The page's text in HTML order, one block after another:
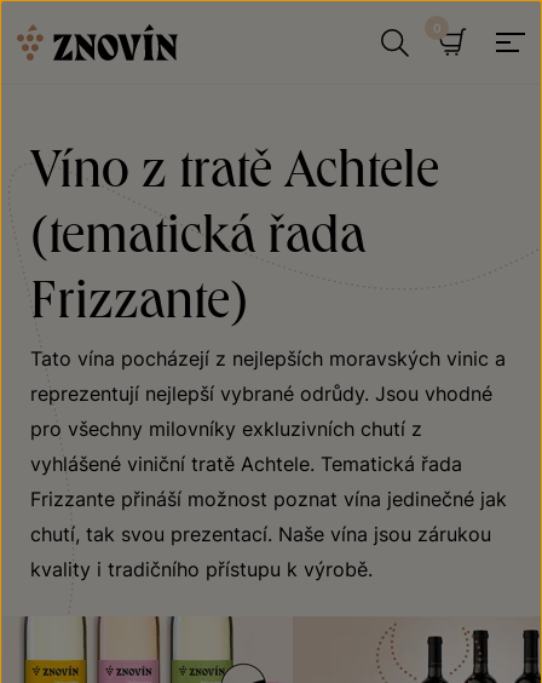
Víno z tratě Achtele
(tematická řada
Frizzante)
Tato vína pocházejí z nejlepších moravských vinic a
reprezentují nejlepší vybrané odrůdy. Jsou vhodné
pro všechny milovníky exkluzivních chutí z
vyhlášené viniční tratě Achtele. Tematická řada
Frizzante přináší možnost poznat vína jedinečné jak
chutí, tak svou prezentací. Naše vína jsou zárukou
kvality i tradičního přístupu k výrobě.